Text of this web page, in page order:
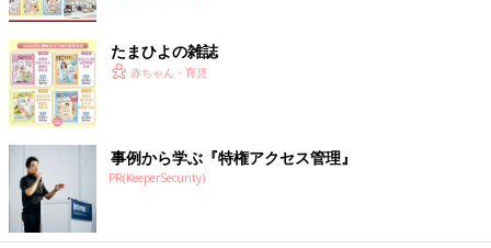
たまひよの雑誌
赤ちゃん・育児
事例から学ぶ『特権アクセス管理』
PR(KeeperSecurity)